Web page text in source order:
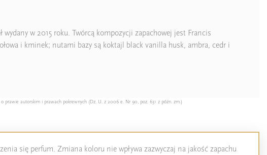
w 2015 roku. Twórcą kompozycji zapachowej jest Francis
i kminek; nutami bazy są koktajl black vanilla husk, ambra, cedr i
prawie autorskim i prawach pokrewnych (Dz. U. z 2006 e. Nr 90, poz. 631 z późn. zm.)
się perfum. Zmiana koloru nie wpływa zazwyczaj na jakość zapachu